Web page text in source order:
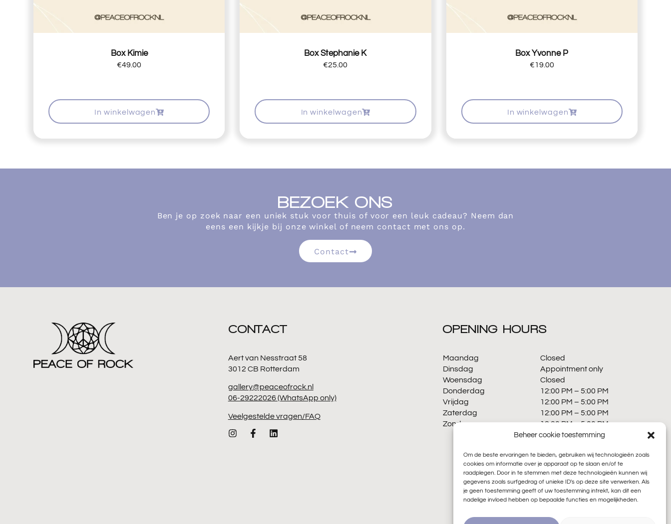
Beheer cookie toestemming
Om de beste ervaringen te bieden, gebruiken wij technologieën zoals
cookies om informatie over je apparaat op te slaan en/of te
raadplegen. Door in te stemmen met deze technologieën kunnen wij
gegevens zoals surfgedrag of unieke ID's op deze site verwerken. Als
je geen toestemming geeft of uw toestemming intrekt, kan dit een
nadelige invloed hebben op bepaalde functies en mogelijkheden.
Box Kimie
€49.00
In winkelwagen
Box Stephanie K
€25.00
In winkelwagen
Box Yvonne P
€19.00
In winkelwagen
BEZOEK ONS
Ben je op zoek naar een uniek stuk voor thuis of voor een leuk cadeau? Neem dan
eens een kijkje bij onze winkel of neem contact met ons op.
Contact
CONTACT
Aert van Nesstraat 58
3012 CB Rotterdam
gallery@peaceofrock.nl
06-29222026 (WhatsApp only)
Veelgestelde vragen/FAQ
OPENING HOURS
Maandag
Dinsdag
Woensdag
Donderdag
Vrijdag
Zaterdag
Zondag
Closed
Appointment only
Closed
12:00 PM – 5:00 PM
12:00 PM – 5:00 PM
12:00 PM – 5:00 PM
12:30 PM – 5:00 PM
LET OP:wij hebben vaker
aangepaste
openingstijden, alle
actuele openingstijden
vind je terug op Google!